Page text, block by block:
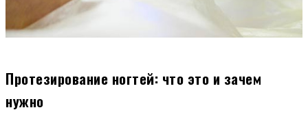
Протезирование ногтей: что это и зачем
нужно